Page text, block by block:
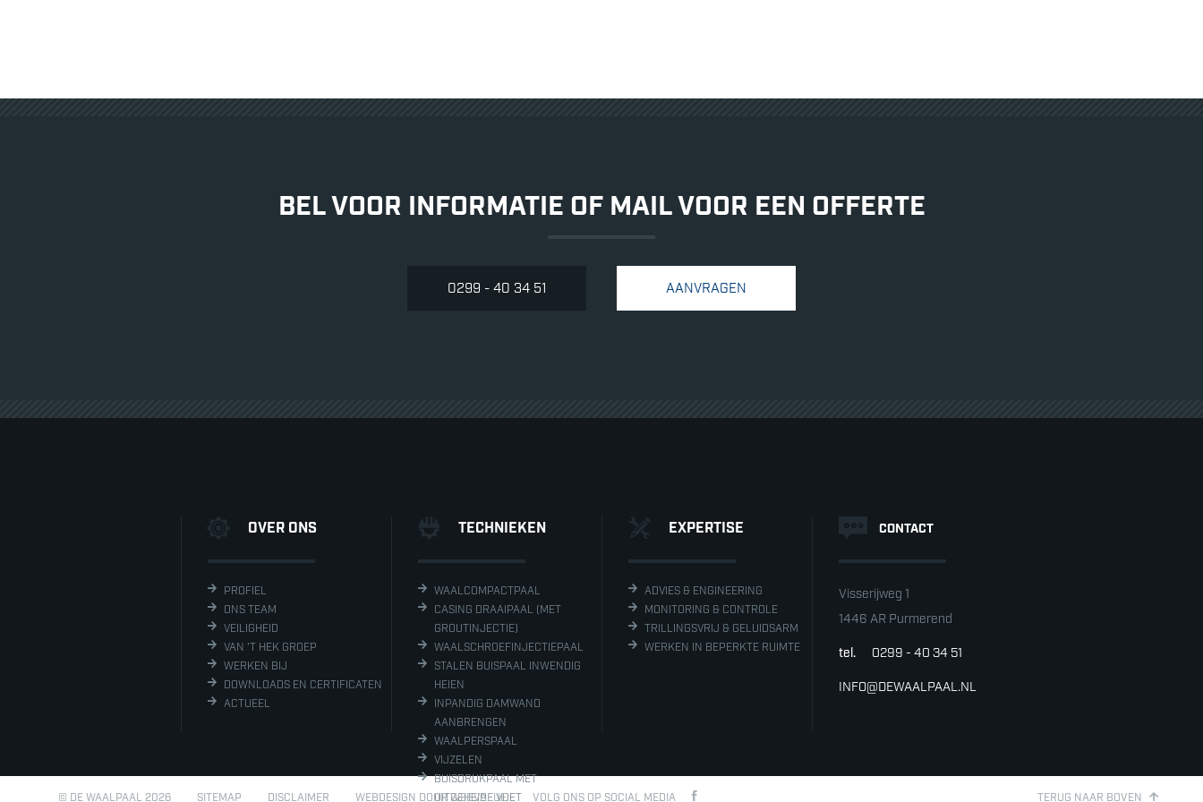
BEL VOOR INFORMATIE OF MAIL VOOR EEN OFFERTE
0299 - 40 34 51 AANVRAGEN
OVER ONS
PROFIEL
ONS TEAM
VEILIGHEID
VAN 'T HEK GROEP
WERKEN BIJ
DOWNLOADS EN CERTIFICATEN
ACTUEEL
TECHNIEKEN
WAALCOMPACTPAAL
CASING DRAAIPAAL (MET
GROUTINJECTIE)
WAALSCHROEFINJECTIEPAAL
STALEN BUISPAAL INWENDIG
HEIEN
INPANDIG DAMWAND
AANBRENGEN
WAALPERSPAAL
VIJZELEN
BUISDRUKPAAL MET
UITGEHEIDE VOET
EXPERTISE
ADVIES & ENGINEERING
MONITORING & CONTROLE
TRILLINGSVRIJ & GELUIDSARM
WERKEN IN BEPERKTE RUIMTE
CONTACT
Visserijweg 1
1446 AR Purmerend
tel. 0299 - 40 34 51
INFO@DEWAALPAAL.NL
© DE WAALPAAL 2026 SITEMAP DISCLAIMER WEBDESIGN DOOR WEBVALUE VOLG ONS OP SOCIAL MEDIA TERUG NAAR BOVEN